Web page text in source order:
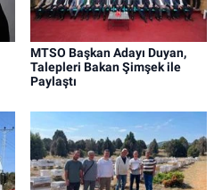
MTSO Başkan Adayı Duyan,
Talepleri Bakan Şimşek ile
Paylaştı